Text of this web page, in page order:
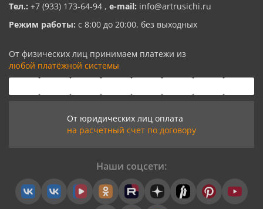
Тел.: +7 (933) 173-64-94 , e-mail: info@artrusichi.ru
Режим работы: с 8:00 до 20:00, без выходных
От физических лиц принимаем платежи из
любой платёжной системы
От юридических лиц оплата
на расчетный счет по договору
Наши соцсети: